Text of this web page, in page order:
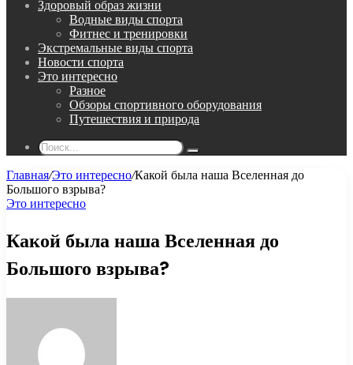
Здоровый образ жизни
Водные виды спорта
Фитнес и тренировки
Экстремальные виды спорта
Новости спорта
Это интересно
Разное
Обзоры спортивного оборудования
Путешествия и природа
Поиск...
Главная/Это интересно/Какой была наша Вселенная до
Большого взрыва?
Это интересно
Какой была наша Вселенная до
Большого взрыва?